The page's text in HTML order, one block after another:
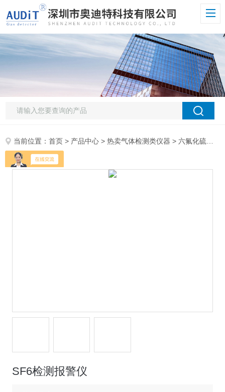
当前位置：首页 > 产品中心 >热卖气体检测类仪器 >六氟化硫气体检测仪
SF6检测报警仪